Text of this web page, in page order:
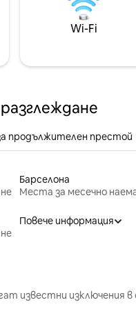
Wi-Fi
продължителен престой
Барселона
Места за месечно
Повече информация
известни изключения